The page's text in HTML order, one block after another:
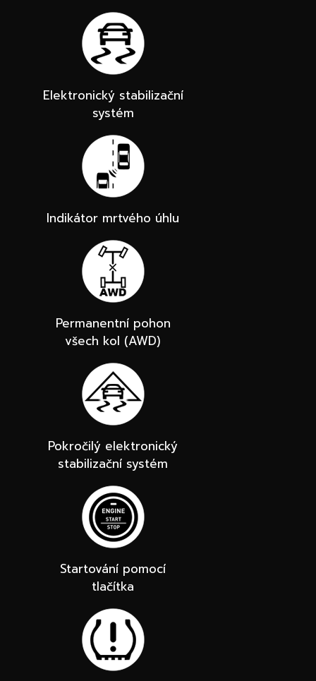
Elektronický stabilizační
systém
Indikátor mrtvého úhlu
Permanentní pohon
všech kol (AWD)
Pokročilý elektronický
stabilizační systém
Startování pomocí
tlačítka